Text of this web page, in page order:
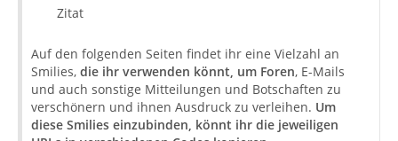
Zitat
Auf den folgenden Seiten findet ihr eine Vielzahl an
Smilies, die ihr verwenden könnt, um Foren, E-Mails
und auch sonstige Mitteilungen und Botschaften zu
verschönern und ihnen Ausdruck zu verleihen. Um
diese Smilies einzubinden, könnt ihr die jeweiligen